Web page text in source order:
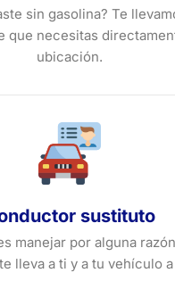
sin gasolina? Te
que necesitas
ubicación.
sustituto
manejar por alguna
lleva a ti y a tu vehículo a